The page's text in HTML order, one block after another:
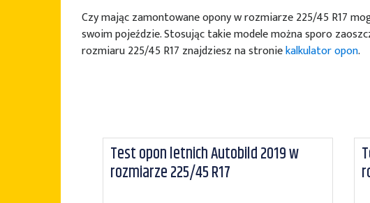
Czy mając zamontowane opony w rozmiarze 225/45 R17
swoim pojeździe. Stosując takie modele można sporo
rozmiaru 225/45 R17 znajdziesz na stroniekalkulator opon.
Test opon letnich Autobild 2019 w
rozmiarze 225/45 R17